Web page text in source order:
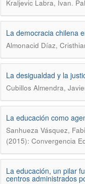
Kraljevic Labra, Ivan.
La democracia chilena
Almonacid Díaz,
La desigualdad y la
Cubillos Almendra,
La educación como
Sanhueza Vásquez,
(2015): Convergencia
La educación, un pilar
centros administrados